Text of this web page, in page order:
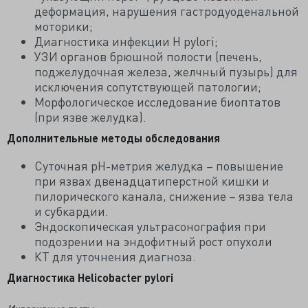
деформация, нарушения гастродуоденальной
моторики;
Диагностика инфекции H pylori;
УЗИ органов брюшной полости (печень,
поджелудочная железа, желчный пузырь) для
исключения сопутствующей патологии;
Морфологическое исследование биоптатов
(при язве желудка).
Дополнительные методы обследования
Суточная рН-метрия желудка – повышение
при язвах двенадцатиперстной кишки и
пилорического канала, снижение – язва тела
и субкардии.
Эндоскопическая ультрасонография при
подозрении на эндофитный рост опухоли
КТ для уточнения диагноза.
Диагностика Helicobacter pylori